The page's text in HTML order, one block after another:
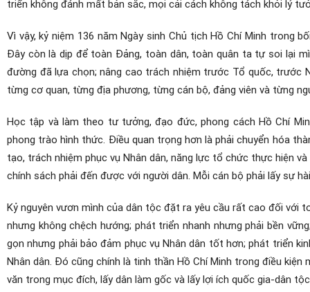
triển không đánh mất bản sắc, mọi cải cách không tách khỏi lý
Vì vậy, kỷ niệm 136 năm Ngày sinh Chủ tịch Hồ Chí Minh trong
Đây còn là dịp để toàn Đảng, toàn dân, toàn quân ta tự soi lại
đường đã lựa chọn; nâng cao trách nhiệm trước Tổ quốc, trước
từng cơ quan, từng địa phương, từng cán bộ, đảng viên và từng
Học tập và làm theo tư tưởng, đạo đức, phong cách Hồ Chí
phong trào hình thức. Điều quan trọng hơn là phải chuyển hóa
tạo, trách nhiệm phục vụ Nhân dân, năng lực tổ chức thực hiện
chính sách phải đến được với người dân. Mỗi cán bộ phải lấy sự
Kỷ nguyên vươn mình của dân tộc đặt ra yêu cầu rất cao đối với
nhưng không chệch hướng; phát triển nhanh nhưng phải bền
gọn nhưng phải bảo đảm phục vụ Nhân dân tốt hơn; phát triển
Nhân dân. Đó cũng chính là tinh thần Hồ Chí Minh trong điều
văn trong mục đích, lấy dân làm gốc và lấy lợi ích quốc gia-dân